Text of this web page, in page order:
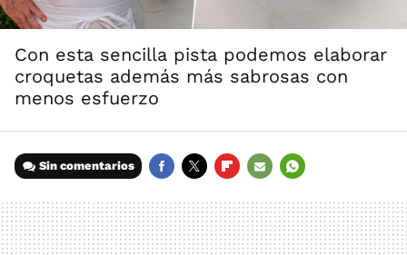
Con esta sencilla pista podemos elaborar
croquetas además más sabrosas con
menos esfuerzo
Sin comentarios
MAIL